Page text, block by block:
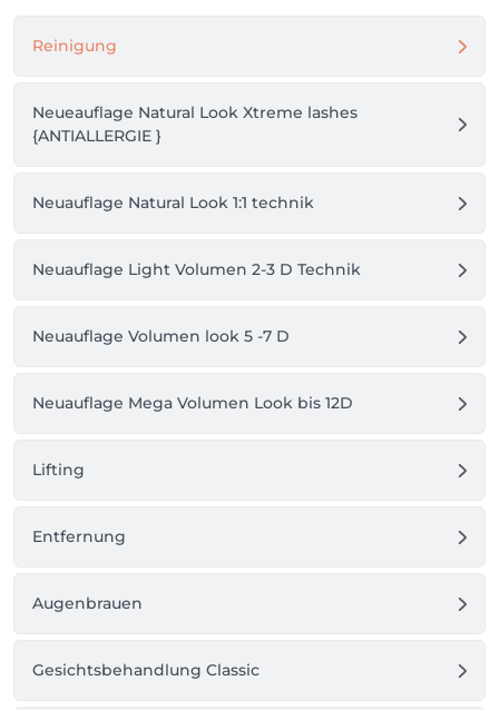
Reinigung
Neueauflage Natural Look Xtreme lashes
{ANTIALLERGIE }
Neuauflage Natural Look 1:1 technik
Neuauflage Light Volumen 2-3 D Technik
Neuauflage Volumen look 5 -7 D
Neuauflage Mega Volumen Look bis 12D
Lifting
Entfernung
Augenbrauen
Gesichtsbehandlung Classic